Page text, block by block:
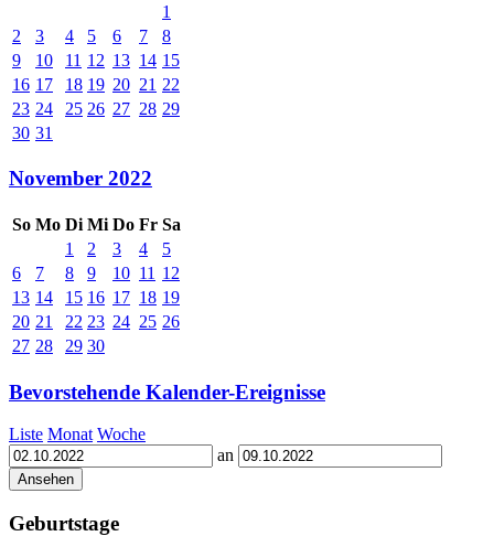
1
2
3 4 5 6 7
8
9
10 11 12 13 14 15
16 17 18 19 20 21 22
23 24 25 26 27 28 29
30 31
November 2022
So Mo Di Mi Do Fr Sa
1
2 3 4
5
6
7 8 9 10 11 12
13 14 15 16 17 18 19
20 21 22 23 24 25 26
27 28 29 30
Bevorstehende Kalender-Ereignisse
Liste Monat Woche
an
Geburtstage